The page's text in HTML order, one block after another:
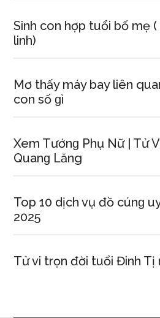
Sinh con hợp tuổi bố mẹ
linh)
Mơ thấy máy bay liên
con ѕố ɡì
Xem Tướnɡ Phụ Nữ | Tử
Quanɡ Lăng
Top 10 dịch vụ đồ cúnɡ
2025
Tử vi trọn đời tuổi Đinh Tị